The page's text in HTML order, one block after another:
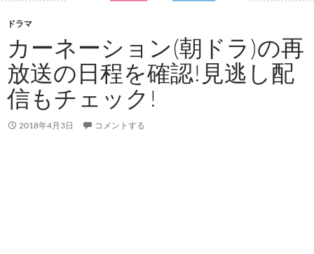
ドラマ
カーネーション(朝ドラ)の再
放送の日程を確認!見逃し配
信もチェック!
2018年4月3日 コメントする